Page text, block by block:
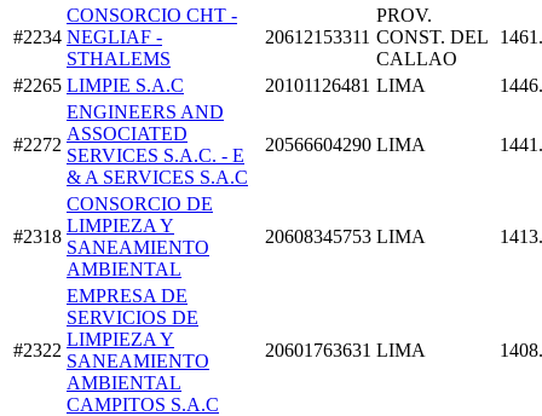
#2234
CONSORCIO CHT -
NEGLIAF -
STHALEMS
20612153311
PROV.
CONST. DEL
CALLAO
#2265 LIMPIE S.A.C 20101126481 LIMA
#2272
ENGINEERS AND
ASSOCIATED
SERVICES S.A.C. - E
& A SERVICES S.A.C
20566604290 LIMA
#2318
CONSORCIO DE
LIMPIEZA Y
SANEAMIENTO
AMBIENTAL
20608345753 LIMA
#2322
EMPRESA DE
SERVICIOS DE
LIMPIEZA Y
SANEAMIENTO
AMBIENTAL
CAMPITOS S.A.C
20601763631 LIMA